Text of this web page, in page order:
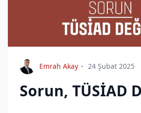
Emrah Akay 24 Şubat 2025
Sorun, TÜSİAD